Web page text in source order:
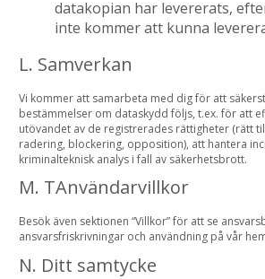
datakopian har levererats,
inte kommer att kunna
L. Samverkan
Vi kommer att samarbeta med dig för att
bestämmelser om dataskydd följs, t.ex. för att
utövandet av de registrerades rättigheter (rätt
radering, blockering, opposition), att hantera
kriminalteknisk analys i fall av säkerhetsbrott.
M. TAnvändarvillkor
Besök även sektionen “Villkor” för att se
ansvarsfriskrivningar och användning på vår
N. Ditt samtycke